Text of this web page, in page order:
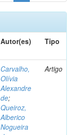
Autor(es) Tipo
Carvalho,
Olívia
Alexandre
de;
Queiroz,
Alberico
Nogueira
Artigo